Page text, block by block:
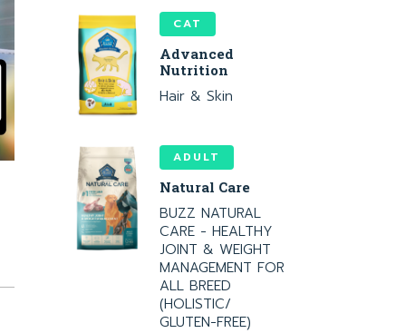
CAT
Advanced
Nutrition
Hair & Skin
ADULT
Natural Care
BUZZ NATURAL
CARE - HEALTHY
JOINT & WEIGHT
MANAGEMENT FOR
ALL BREED
(HOLISTIC/
GLUTEN-FREE)